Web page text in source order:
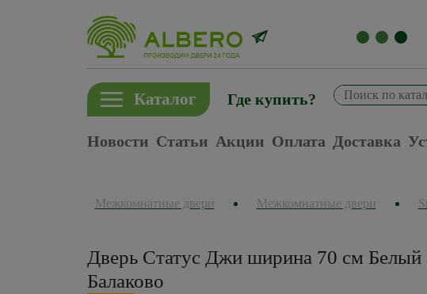
Каталог Где купить?
Новости Статьи Акции Оплата Доставка
Межкомнатные двери Межкомнатные двери
Дверь Статус Джи ширина 70 см
Балаково